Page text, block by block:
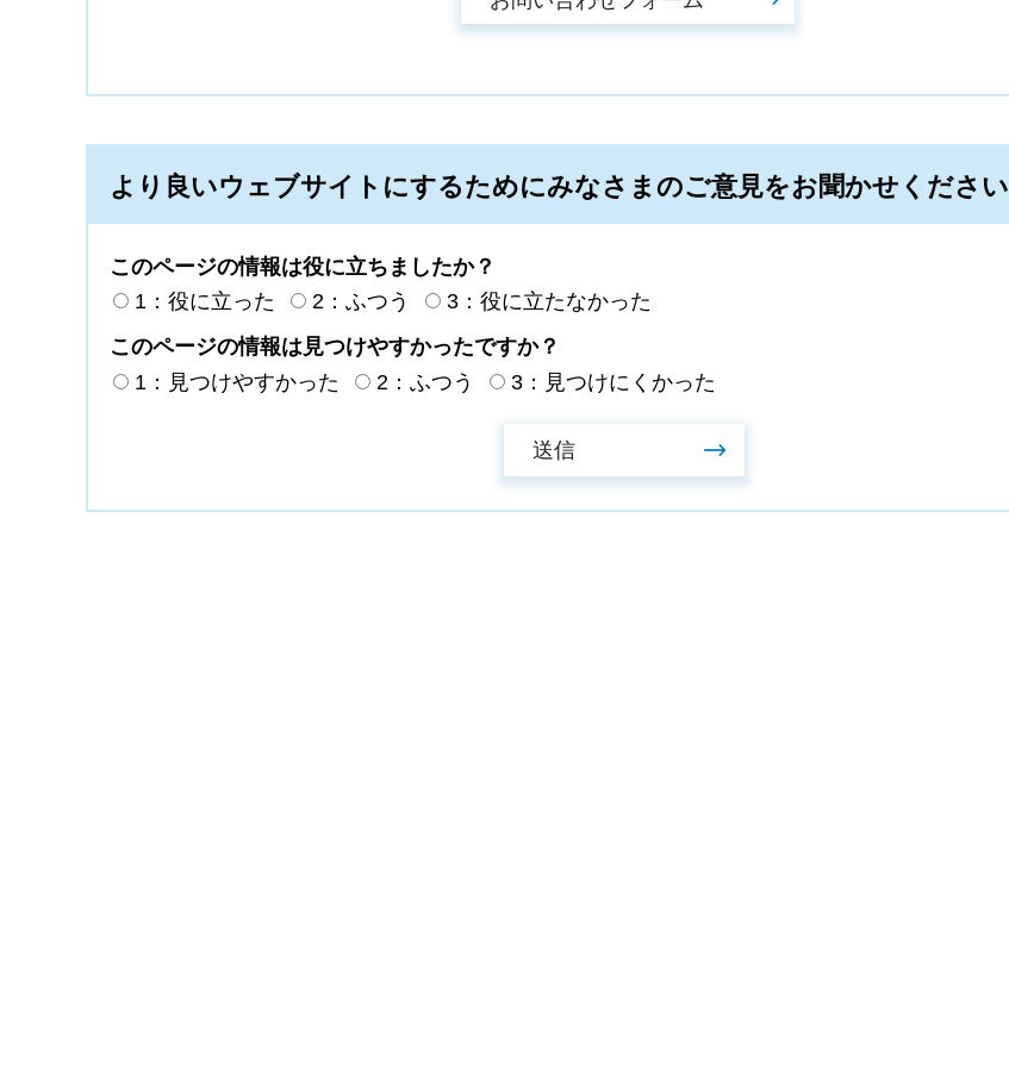
より良いウェブサイトにするためにみなさまのご意見をお聞かせください
このページの情報は役に立ちましたか？
1：役に立った
2：ふつう
3：役に立たなかった
このページの情報は見つけやすかったですか？
1：見つけやすかった
2：ふつう 3：見つけにくかった